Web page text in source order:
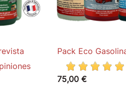

Pack Eco
75,00 €